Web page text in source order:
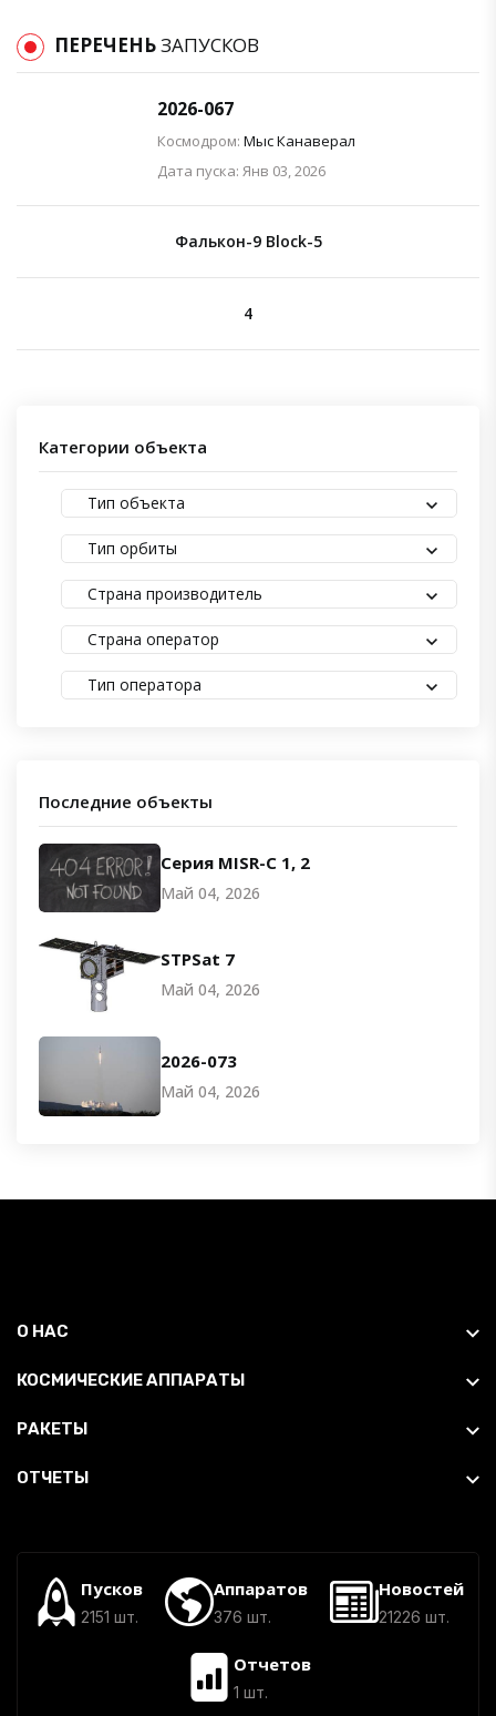
ПЕРЕЧЕНЬЗАПУСКОВ
2026-067
Космодром: Мыс Канаверал
Дата пуска: Янв 03, 2026
Фалькон-9 Block-5
4
Категории объекта
Тип объекта
Тип орбиты
Страна производитель
Страна оператор
Тип оператора
Последние объекты
Серия MISR-C 1, 2
Май 04, 2026
STPSat 7
Май 04, 2026
2026-073
Май 04, 2026
О НАС
КОСМИЧЕСКИЕ АППАРАТЫ
РАКЕТЫ
ОТЧЕТЫ
Пусков
2151 шт.
Аппаратов
376 шт.
Новостей
21226 шт.
Отчетов
1 шт.